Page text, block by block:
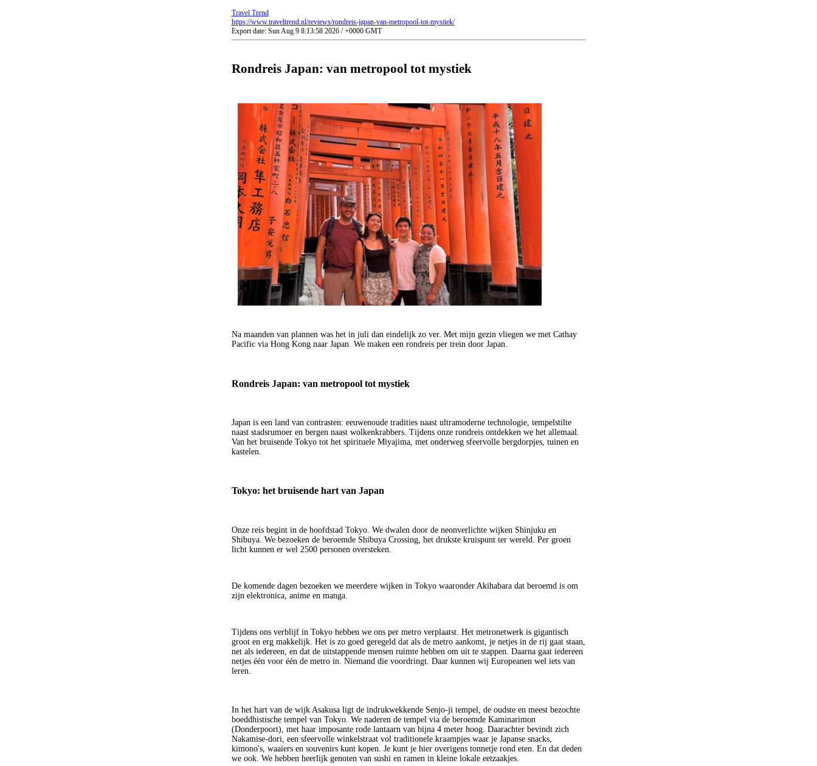
Travel Trend
https://www.traveltrend.nl/reviews/rondreis-japan-van-metropool-tot-mystiek/
Export date: Sun Aug 9 8:13:58 2026 / +0000 GMT
Rondreis Japan: van metropool tot mystiek
Na maanden van plannen was het in juli dan eindelijk zo ver. Met mijn gezin vliegen we met Cathay
Pacific via Hong Kong naar Japan. We maken een rondreis per trein door Japan.
Rondreis Japan: van metropool tot mystiek
Japan is een land van contrasten: eeuwenoude tradities naast ultramoderne technologie, tempelstilte
naast stadsrumoer en bergen naast wolkenkrabbers. Tijdens onze rondreis ontdekken we het allemaal.
Van het bruisende Tokyo tot het spirituele Miyajima, met onderweg sfeervolle bergdorpjes, tuinen en
kastelen.
Tokyo: het bruisende hart van Japan
Onze reis begint in de hoofdstad Tokyo. We dwalen door de neonverlichte wijken Shinjuku en
Shibuya. We bezoeken de beroemde Shibuya Crossing, het drukste kruispunt ter wereld. Per groen
licht kunnen er wel 2500 personen oversteken.
De komende dagen bezoeken we meerdere wijken in Tokyo waaronder Akihabara dat beroemd is om
zijn elektronica, anime en manga.
Tijdens ons verblijf in Tokyo hebben we ons per metro verplaatst. Het metronetwerk is gigantisch
groot en erg makkelijk. Het is zo goed geregeld dat als de metro aankomt, je netjes in de rij gaat staan,
net als iedereen, en dat de uitstappende mensen ruimte hebben om uit te stappen. Daarna gaat iedereen
netjes één voor één de metro in. Niemand die voordringt. Daar kunnen wij Europeanen wel iets van
leren.
In het hart van de wijk Asakusa ligt de indrukwekkende Senjo-ji tempel, de oudste en meest bezochte
boeddhistische tempel van Tokyo. We naderen de tempel via de beroemde Kaminarimon
(Donderpoort), met haar imposante rode lantaarn van bijna 4 meter hoog. Daarachter bevindt zich
Nakamise-dori, een sfeervolle winkelstraat vol traditionele kraampjes waar je Japanse snacks,
kimono's, waaiers en souvenirs kunt kopen. Je kunt je hier overigens tonnetje rond eten. En dat deden
we ook. We hebben heerlijk genoten van sushi en ramen in kleine lokale eetzaakjes.